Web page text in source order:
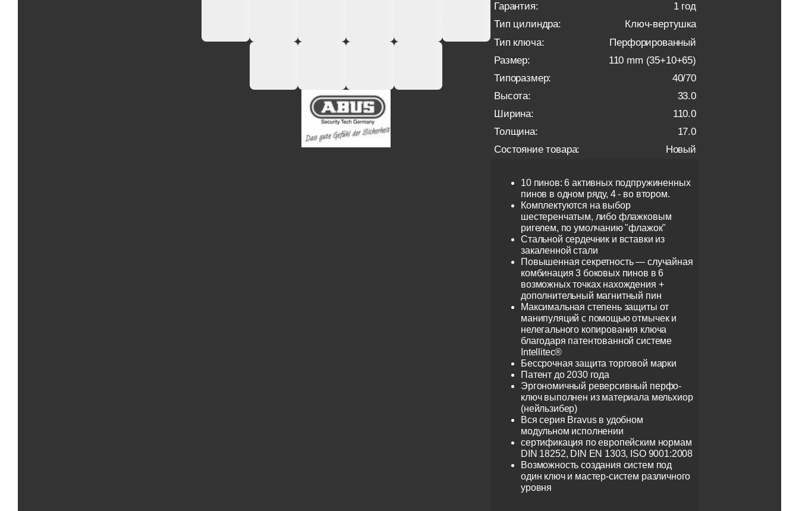
Гарантия:
1 год
Тип цилиндра:
Ключ-вертушка
Тип ключа:
Перфорированный
Размер:
110 mm (35+10+65)
Типоразмер:
40/70
Высота:
33.0
Ширина:
110.0
Толщина:
17.0
Состояние товара:
Новый
10 пинов: 6 активных подпружиненных
пинов в одном ряду, 4 - во втором.
Комплектуются на выбор
шестеренчатым, либо флажковым
ригелем, по умолчанию "флажок"
Стальной сердечник и вставки из
закаленной стали
Повышенная секретность — случайная
комбинация 3 боковых пинов в 6
возможных точках нахождения +
дополнительный магнитный пин
Максимальная степень защиты от
манипуляций с помощью отмычек и
нелегального копирования ключа
благодаря патентованной системе
Intellitec®
Бессрочная защита торговой марки
Патент до 2030 года
Эргономичный реверсивный перфо-
ключ выполнен из материала мельхиор
(нейльзибер)
Вся серия Bravus в удобном
модульном исполнении
сертификация по европейским нормам
DIN 18252, DIN EN 1303, ISO 9001:2008
Возможность создания систем под
один ключ и мастер-систем различного
уровня